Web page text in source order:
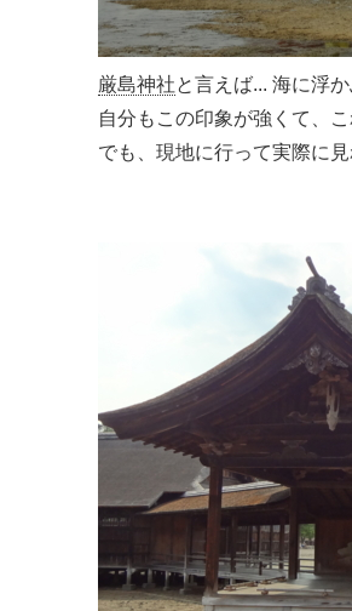
厳島神社と言えば... 海に浮
自分もこの印象が強くて、
でも、現地に行って実際に